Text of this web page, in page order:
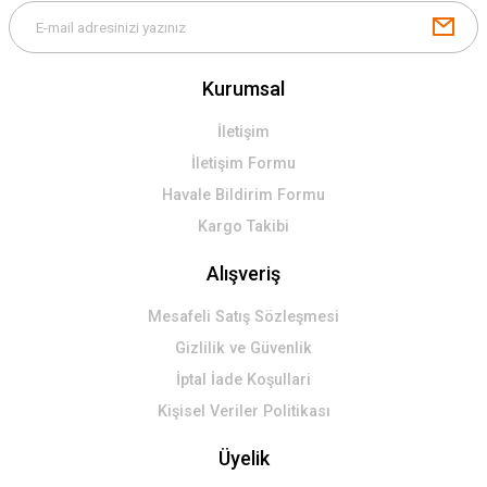
Kurumsal
İletişim
İletişim Formu
Havale Bildirim Formu
Kargo Takibi
Alışveriş
Mesafeli Satış Sözleşmesi
Gizlilik ve Güvenlik
İptal İade Koşullari
Kişisel Veriler Politikası
Üyelik